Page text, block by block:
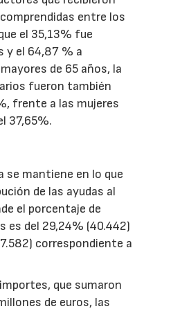
entre los
el 35,13% fue
y el 64,87 % a
de 65 años, la
fueron también
frente a las mujeres
37,65%.
se mantiene en lo que
de las ayudas al
el porcentaje de
es del 29,24% (40.442)
correspondiente a
que sumaron
de euros, las